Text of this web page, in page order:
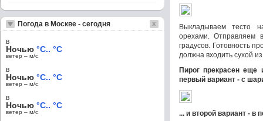
Выкладываем тесто
орехами. Отправляем
градусов. Готовность
должна входить сухой
Пирог прекрасен еще
первый вариант - с
... и второй вариант - в
Погода в Москве - сегодня
в
Ночью °C.. °C
ветер – м/c
в
Ночью °C.. °C
ветер – м/c
в
Ночью °C.. °C
ветер – м/c